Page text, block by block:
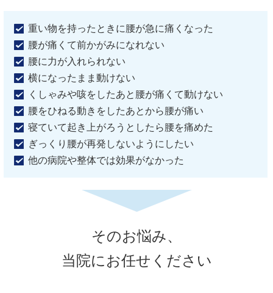
重い物を持ったときに腰が急に痛くなった
腰が痛くて前かがみになれない
腰に力が入れられない
横になったまま動けない
くしゃみや咳をしたあと腰が痛くて動けない
腰をひねる動きをしたあとから腰が痛い
寝ていて起き上がろうとしたら腰を痛めた
ぎっくり腰が再発しないようにしたい
他の病院や整体では効果がなかった
そのお悩み、
当院にお任せください